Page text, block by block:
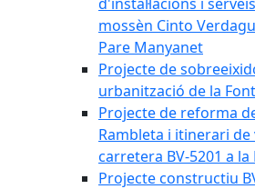
mossèn Cinto
Pare Manyanet
Projecte de
urbanització de la
Projecte de reforma
Rambleta i itinerari de
carretera BV-5201 a
Projecte constructiu